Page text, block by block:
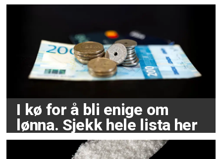
I kø for å bli enige om
lønna. Sjekk hele lista her